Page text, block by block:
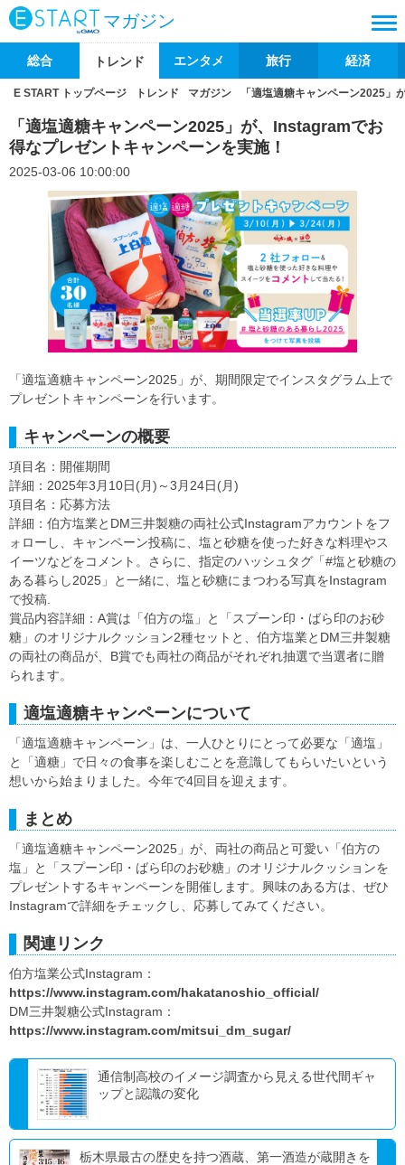
マガジン
総合 トレンド エンタメ 旅行 経済
E START トップページ トレンド マガジン 「適塩適糖キャンペーン2025
「適塩適糖キャンペーン2025」が、Instagramでお
得なプレゼントキャンペーンを実施！
2025-03-06 10:00:00
「適塩適糖キャンペーン2025」が、期間限定でインスタグラム上で
プレゼントキャンペーンを行います。
キャンペーンの概要
項目名：開催期間
詳細：2025年3月10日(月)～3月24日(月)
項目名：応募方法
詳細：伯方塩業とDM三井製糖の両社公式Instagramアカウントをフ
ォローし、キャンペーン投稿に、塩と砂糖を使った好きな料理やス
イーツなどをコメント。さらに、指定のハッシュタグ「#塩と砂糖の
ある暮らし2025」と一緒に、塩と砂糖にまつわる写真をInstagram
で投稿.
賞品内容詳細：A賞は「伯方の塩」と「スプーン印・ばら印のお砂
糖」のオリジナルクッション2種セットと、伯方塩業とDM三井製糖
の両社の商品が、B賞でも両社の商品がそれぞれ抽選で当選者に贈
られます。
適塩適糖キャンペーンについて
「適塩適糖キャンペーン」は、一人ひとりにとって必要な「適塩」
と「適糖」で日々の食事を楽しむことを意識してもらいたいという
想いから始まりました。今年で4回目を迎えます。
まとめ
「適塩適糖キャンペーン2025」が、両社の商品と可愛い「伯方の
塩」と「スプーン印・ばら印のお砂糖」のオリジナルクッションを
プレゼントするキャンペーンを開催します。興味のある方は、ぜひ
Instagramで詳細をチェックし、応募してみてください。
関連リンク
伯方塩業公式Instagram：
https://www.instagram.com/hakatanoshio_official/
DM三井製糖公式Instagram：
https://www.instagram.com/mitsui_dm_sugar/
通信制高校のイメージ調査から見える世代間ギャ
ップと認識の変化
栃木県最古の歴史を持つ酒蔵、第一酒造が蔵開きを